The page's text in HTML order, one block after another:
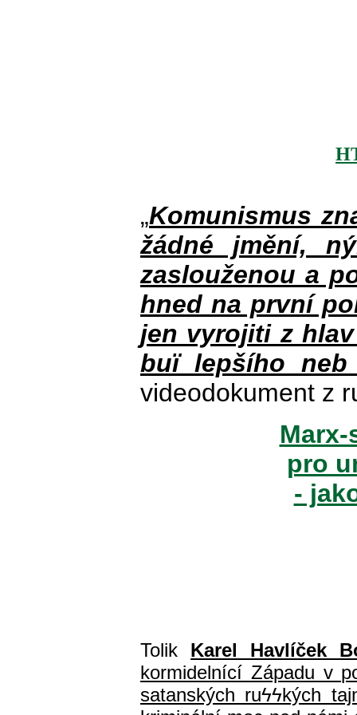
„Komunismus
žádné jmění,
zaslouženou a
hned na první
jen vyrojiti z
buï lepšího
videodokument z
pro
-
Tolik Karel Havlíček
kormidelnící Západu v
satanských ruϟϟkých